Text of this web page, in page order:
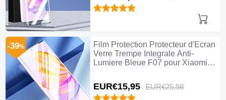
Film Protection Protecteur d'Ecran
Verre Trempe Integrale Anti-
Lumiere Bleue F07 pour Xiaomi
EUR€15,95 EUR€25,98
-39%